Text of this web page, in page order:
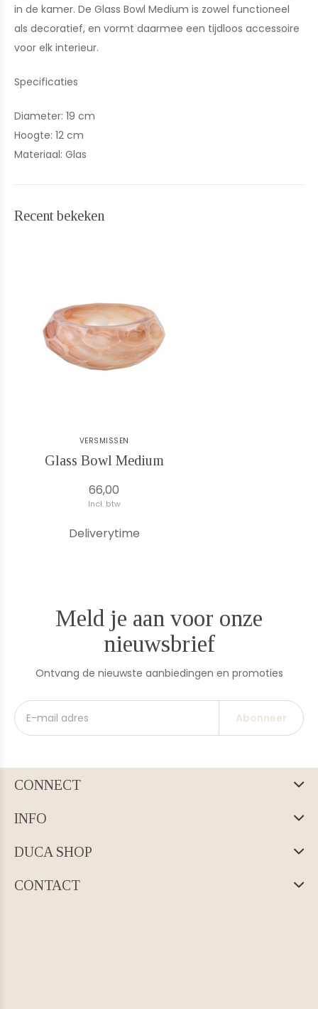
in de kamer. De Glass Bowl Medium is zowel functioneel
als decoratief, en vormt daarmee een tijdloos accessoire
voor elk interieur.
Specificaties
Diameter: 19 cm
Hoogte: 12 cm
Materiaal: Glas
Recent bekeken
VERSMISSEN
Glass Bowl Medium
66,00
Incl. btw
Deliverytime
Meld je aan voor onze
nieuwsbrief
Ontvang de nieuwste aanbiedingen en promoties
Abonneer
CONNECT
INFO
DUCA SHOP
CONTACT